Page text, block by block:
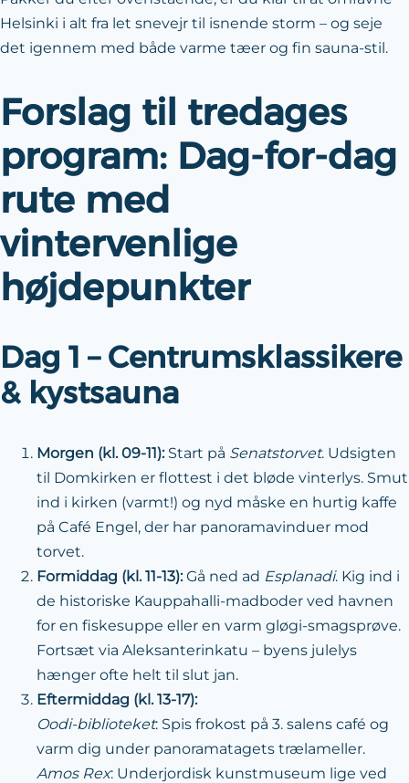
Helsinki i alt fra let snevejr til isnende storm – og seje
det igennem med både varme tæer og fin sauna-stil.
Forslag til tredages
program: Dag-for-dag
rute med
vintervenlige
højdepunkter
Dag 1 – Centrumsklassikere
& kystsauna
Morgen (kl. 09-11):Start på Senatstorvet. Udsigten
til Domkirken er flottest i det bløde vinterlys. Smut
ind i kirken (varmt!) og nyd måske en hurtig kaffe
på Café Engel, der har panoramavinduer mod
torvet.
Formiddag (kl. 11-13):Gå ned ad Esplanadi. Kig ind i
de historiske Kauppahalli-madboder ved havnen
for en fiskesuppe eller en varm gløgi-smagsprøve.
Fortsæt via Aleksanterinkatu – byens julelys
hænger ofte helt til slut jan.
Eftermiddag (kl. 13-17):
Oodi-biblioteket: Spis frokost på 3. salens café og
varm dig under panoramatagets trælameller.
Amos Rex: Underjordisk kunstmuseum lige ved